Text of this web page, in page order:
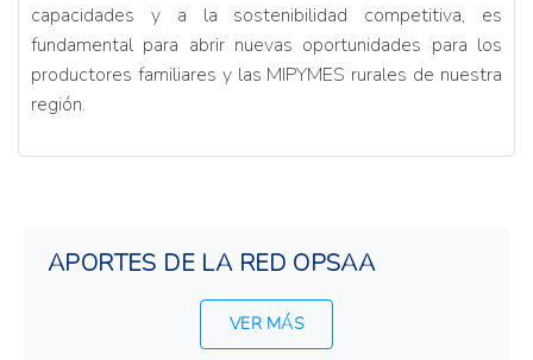
capacidades y a la sostenibilidad competitiva, es
fundamental para abrir nuevas oportunidades para los
productores familiares y las MIPYMES rurales de nuestra
región.
APORTES DE LA RED OPSAA
VER MÁS